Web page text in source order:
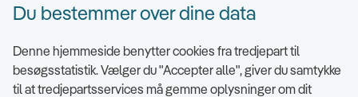
Find EAN numre
Tilgængelighedserklæring
Cookies
Du bestemmer over dine data
Denne hjemmeside benytter cookies fra tredjepart til
besøgsstatistik. Vælger du "Accepter alle", giver du samtykke
til at tredjepartsservices må gemme oplysninger om dit